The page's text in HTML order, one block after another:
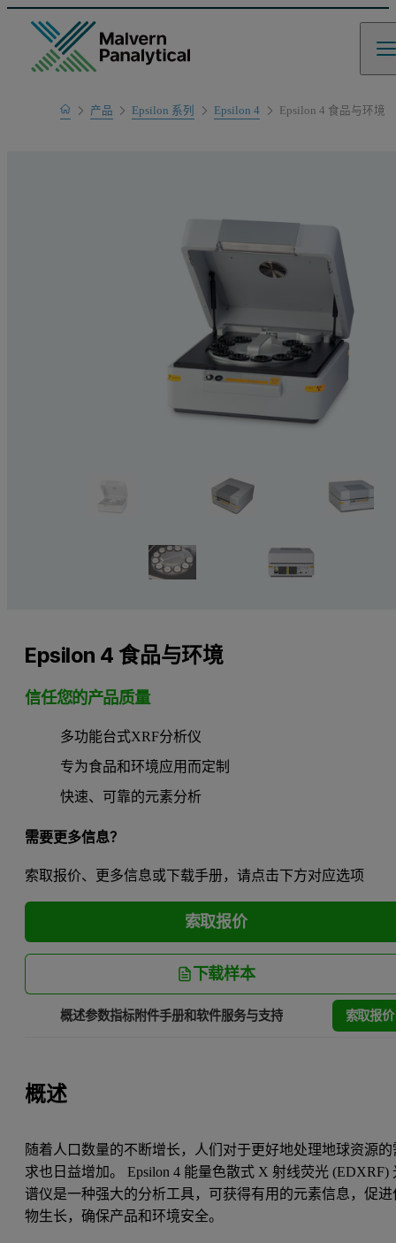
Home产品
产品系列
Epsilon 系列 Epsilon 4 Epsilon 4 食品与环境
Epsilon 4 食品与环境
信任您的产品质量
多功能台式XRF分析仪
专为食品和环境应用而定制
快速、可靠的元素分析
需要更多信息？
索取报价、更多信息或下载手册，请点击下方对应选项
索取报价
下载样本
概述参数指标附件手册和软件服务与支持 索取报价
概述
随着人口数量的不断增长，人们对于更好地处理地球资源的
求也日益增加。 Epsilon 4 能量色散式 X 射线荧光 (EDXRF)
谱仪是一种强大的分析工具，可获得有用的元素信息，促进
物生长，确保产品和环境安全。